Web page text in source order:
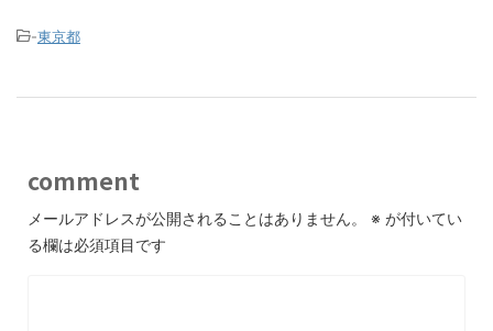
-東京都
comment
メールアドレスが公開されることはありません。 ※ が付いてい
る欄は必須項目です